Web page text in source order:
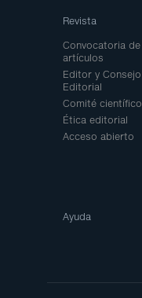
Revista
Convocatoria de
artículos
Editor y Consejo
Editorial
Comité científico
Ética editorial
Acceso abierto
Ayuda